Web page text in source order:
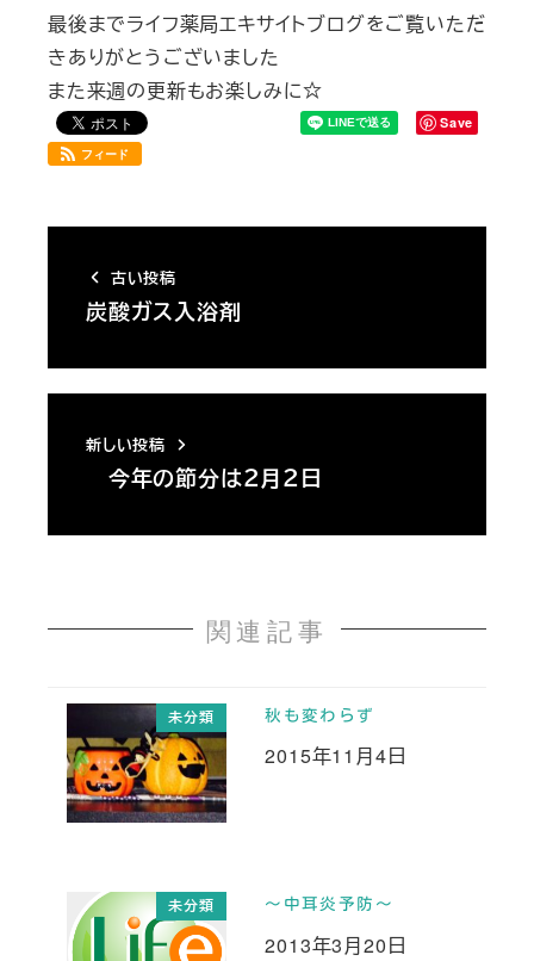
最後までライフ薬局エキサイトブログをご覧いただ
きありがとうございました
また来週の更新もお楽しみに☆
Save
フィード
古い投稿
炭酸ガス入浴剤
新しい投稿
今年の節分は２月２日
関連記事
未分類 秋も変わらず
投稿日
2015年11月4日
未分類 ～中耳炎予防～
2013年3月20日